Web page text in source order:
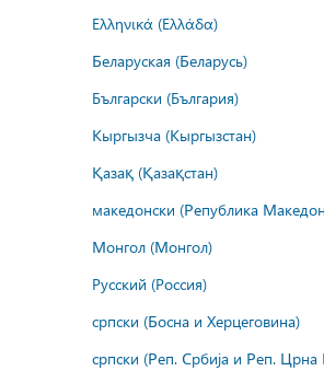
Ελληνικά (Ελλάδα)
Беларуская (Беларусь)
Български (България)
Кыргызча (Кыргызстан)
Қазақ (Қазақстан)
македонски (Република
Монгол (Монгол)
Русский (Россия)
српски (Босна и Херцеговина)
српски (Реп. Србија и Реп. Црна